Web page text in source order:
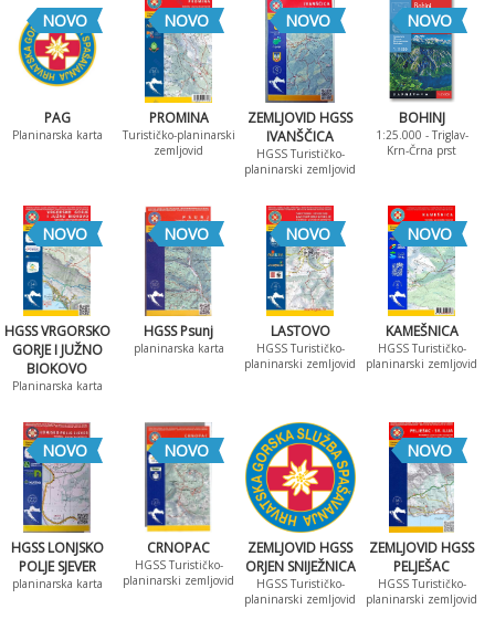
NOVO
PAG
Planinarska karta
NOVO
PROMINA
Turističko-planinarski
zemljovid
NOVO
ZEMLJOVID HGSS
IVANŠČICA
HGSS Turističko-
planinarski zemljovid
NOVO
BOHINJ
1:25.000 - Triglav-
Krn-Črna prst
NOVO
HGSS VRGORSKO
GORJE I JUŽNO
BIOKOVO
Planinarska karta
NOVO
HGSS Psunj
planinarska karta
NOVO
LASTOVO
HGSS Turističko-
planinarski zemljovid
NOVO
KAMEŠNICA
HGSS Turističko-
planinarski zemljovid
NOVO
HGSS LONJSKO
POLJE SJEVER
planinarska karta
NOVO
CRNOPAC
HGSS Turističko-
planinarski zemljovid
ZEMLJOVID HGSS
ORJEN SNIJEŽNICA
HGSS Turističko-
planinarski zemljovid
NOVO
ZEMLJOVID HGSS
PELJEŠAC
HGSS Turističko-
planinarski zemljovid